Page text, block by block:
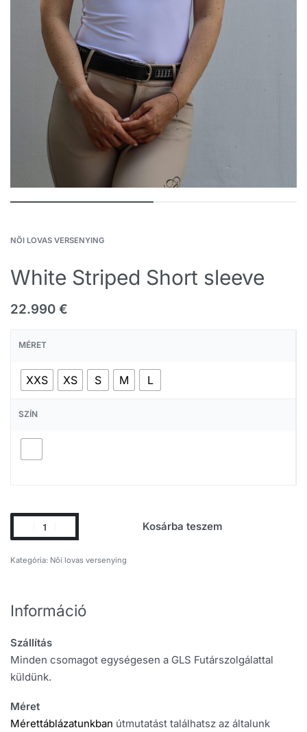
NŐI LOVAS VERSENYING
White Striped Short sleeve
22.990 €
MÉRET
XXS XS S M L
SZÍN
Kosárba teszem
Kategória: Női lovas versenying
Információ
Szállítás
Minden csomagot egységesen a GLS Futárszolgálattal
küldünk.
Méret
Mérettáblázatunkban útmutatást találhatsz az általunk